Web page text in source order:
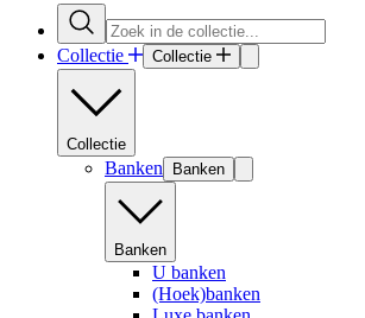
Collectie Collectie
Collectie
Banken Banken
Banken
U banken
(Hoek)banken